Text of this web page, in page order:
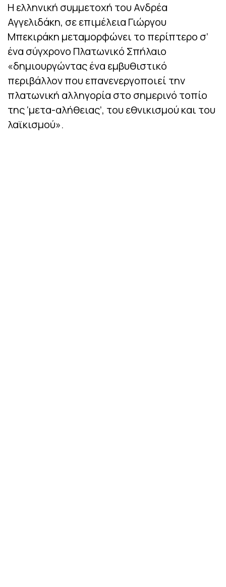
Η ελληνική συμμετοχή του Ανδρέα
Αγγελιδάκη, σε επιμέλεια Γιώργου
Μπεκιράκη μεταμορφώνει το περίπτερο σ’
ένα σύγχρονο Πλατωνικό Σπήλαιο
«δημιουργώντας ένα εμβυθιστικό
περιβάλλον που επανενεργοποιεί την
πλατωνική αλληγορία στο σημερινό τοπίο
της ‘μετα-αλήθειας’, του εθνικισμού και του
λαϊκισμού».